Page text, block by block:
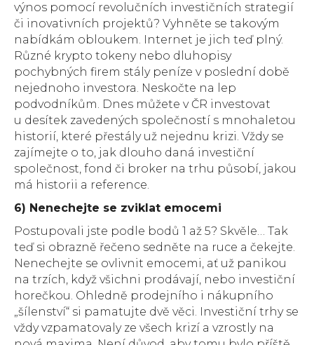
výnos pomocí revolučních investičních strategií
či inovativních projektů? Vyhněte se takovým
nabídkám obloukem. Internet je jich teď plný.
Různé krypto tokeny nebo dluhopisy
pochybných firem stály peníze v poslední době
nejednoho investora. Neskočte na lep
podvodníkům. Dnes můžete v ČR investovat
u desítek zavedených společností s mnohaletou
historií, které přestály už nejednu krizi. Vždy se
zajímejte o to, jak dlouho daná investiční
společnost, fond či broker na trhu působí, jakou
má historii a reference.
6) Nenechejte se zviklat emocemi
Postupovali jste podle bodů 1 až 5? Skvěle… Tak
teď si obrazně řečeno sedněte na ruce a čekejte.
Nenechejte se ovlivnit emocemi, ať už panikou
na trzích, když všichni prodávají, nebo investiční
horečkou. Ohledně prodejního i nákupního
„šílenství“ si pamatujte dvě věci. Investiční trhy se
vždy vzpamatovaly ze všech krizí a vzrostly na